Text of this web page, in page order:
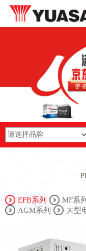
EFB系列 MF系列
AGM系列
大型